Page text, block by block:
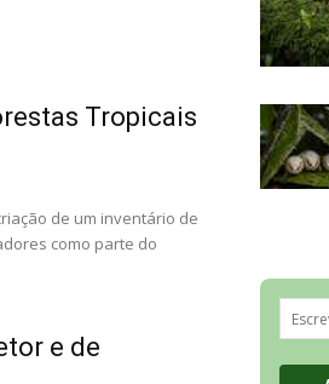
Tropicais
de um inventário de
como parte do
e de